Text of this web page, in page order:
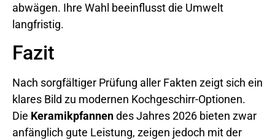
abwägen. Ihre Wahl beeinflusst die Umwelt
langfristig.
Fazit
Nach sorgfältiger Prüfung aller Fakten zeigt sich ein
klares Bild zu modernen Kochgeschirr-Optionen.
Die Keramikpfannendes Jahres 2026 bieten zwar
anfänglich gute Leistung, zeigen jedoch mit der